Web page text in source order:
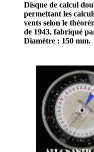
Disque de calcul
permettant les
vents selon le
de 1943, fabriqué
Diamètre : 150 mm.